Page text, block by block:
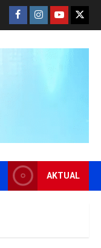
Facebook
Instagram
Youtube
X
AKTUAL